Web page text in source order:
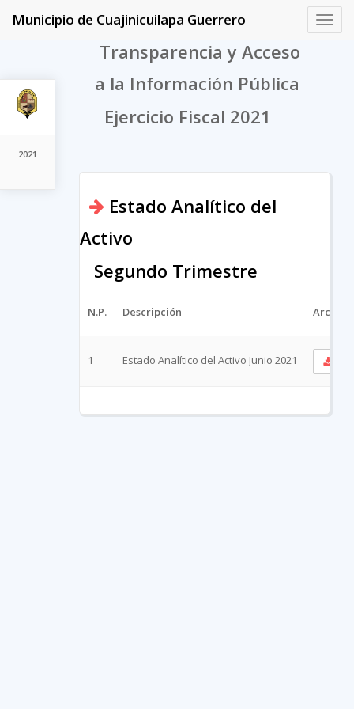
2021
Municipio de Cuajinicuilapa Guerrero
Transparencia y Acceso
a la Información Pública
Ejercicio Fiscal 2021
Estado Analítico del
Activo
Segundo Trimestre
N.P. Descripción Archivo
1 Estado Analítico del Activo Junio 2021